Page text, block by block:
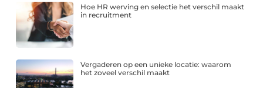
Hoe HR werving en selectie het verschil maakt
in recruitment
Vergaderen op een unieke locatie: waarom
het zoveel verschil maakt